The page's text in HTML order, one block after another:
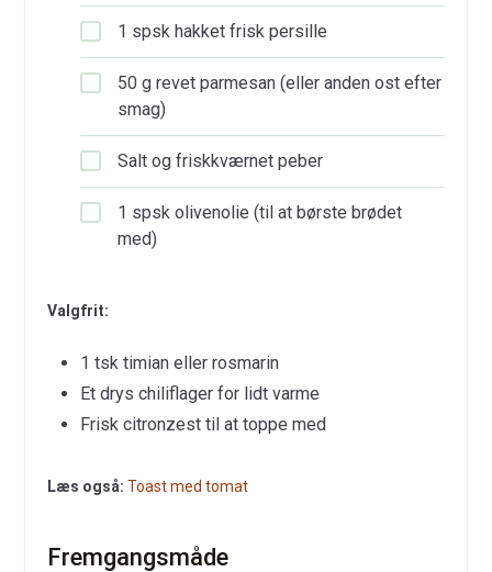
1 spsk hakket frisk persille
50 g revet parmesan (eller anden ost efter
smag)
Salt og friskkværnet peber
1 spsk olivenolie (til at børste brødet
med)
Valgfrit:
1 tsk timian eller rosmarin
Et drys chiliflager for lidt varme
Frisk citronzest til at toppe med
Læs også: Toast med tomat
Fremgangsmåde